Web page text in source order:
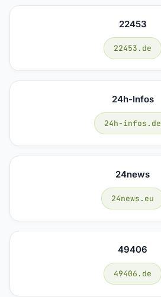
22453
22453.de
24h-Infos
24h-infos.de
24news
24news.eu
49406
49406.de